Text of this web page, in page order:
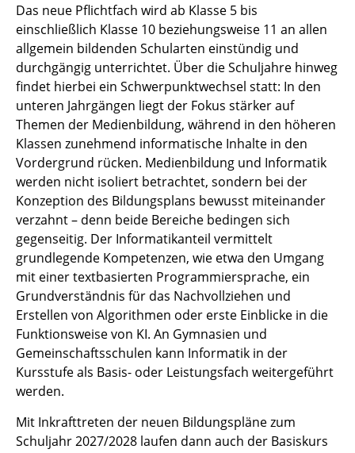
Das neue Pflichtfach wird ab Klasse 5 bis
einschließlich Klasse 10 beziehungsweise 11 an allen
allgemein bildenden Schularten einstündig und
durchgängig unterrichtet. Über die Schuljahre hinweg
findet hierbei ein Schwerpunktwechsel statt: In den
unteren Jahrgängen liegt der Fokus stärker auf
Themen der Medienbildung, während in den höheren
Klassen zunehmend informatische Inhalte in den
Vordergrund rücken. Medienbildung und Informatik
werden nicht isoliert betrachtet, sondern bei der
Konzeption des Bildungsplans bewusst miteinander
verzahnt – denn beide Bereiche bedingen sich
gegenseitig. Der Informatikanteil vermittelt
grundlegende Kompetenzen, wie etwa den Umgang
mit einer textbasierten Programmiersprache, ein
Grundverständnis für das Nachvollziehen und
Erstellen von Algorithmen oder erste Einblicke in die
Funktionsweise von KI. An Gymnasien und
Gemeinschaftsschulen kann Informatik in der
Kursstufe als Basis- oder Leistungsfach weitergeführt
werden.
Mit Inkrafttreten der neuen Bildungspläne zum
Schuljahr 2027/2028 laufen dann auch der Basiskurs